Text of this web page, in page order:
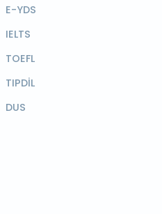
E-YDS
IELTS
TOEFL
TIPDİL
DUS